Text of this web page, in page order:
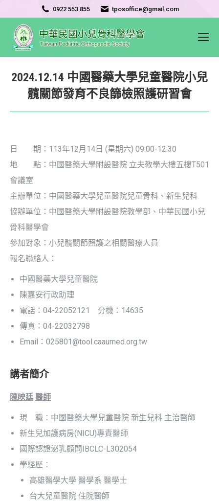
0922 553 855 tposoffice@gmail.com
2024.12.14 中國醫藥大學兒童醫院小兒
髖關節發育不良篩檢照護研習會
日 期：113年12月14日 (星期六) 09:00-12:30
地 點：中國醫藥大學附設醫院 立夫教學大樓五樓T501
會議室
主辦單位：中國醫藥大學兒童醫院兒童骨科、新生兒科
協辦單位：中國醫藥大學附設醫院教學部、中華民國小兒
骨科醫學會
參加對象：小兒髖關節照護之相關醫療人員
報名聯絡人：
中國醫藥大學兒童醫院
陳嘉安行政助理
電話：04-22052121 分機：14635
傳真：04-22032798
Email：025801@tool.caaumed.org.tw
講者簡介
陳映廷 醫師
現 職：中國醫藥大學兒童醫院 新生兒科 主治醫師
新生兒加護病房(NICU)專責醫師
國際認證泌乳顧問IBCLC-L302054
學經歷：
高雄醫學大學 醫學系 醫學士
台大兒童醫院 住院醫師